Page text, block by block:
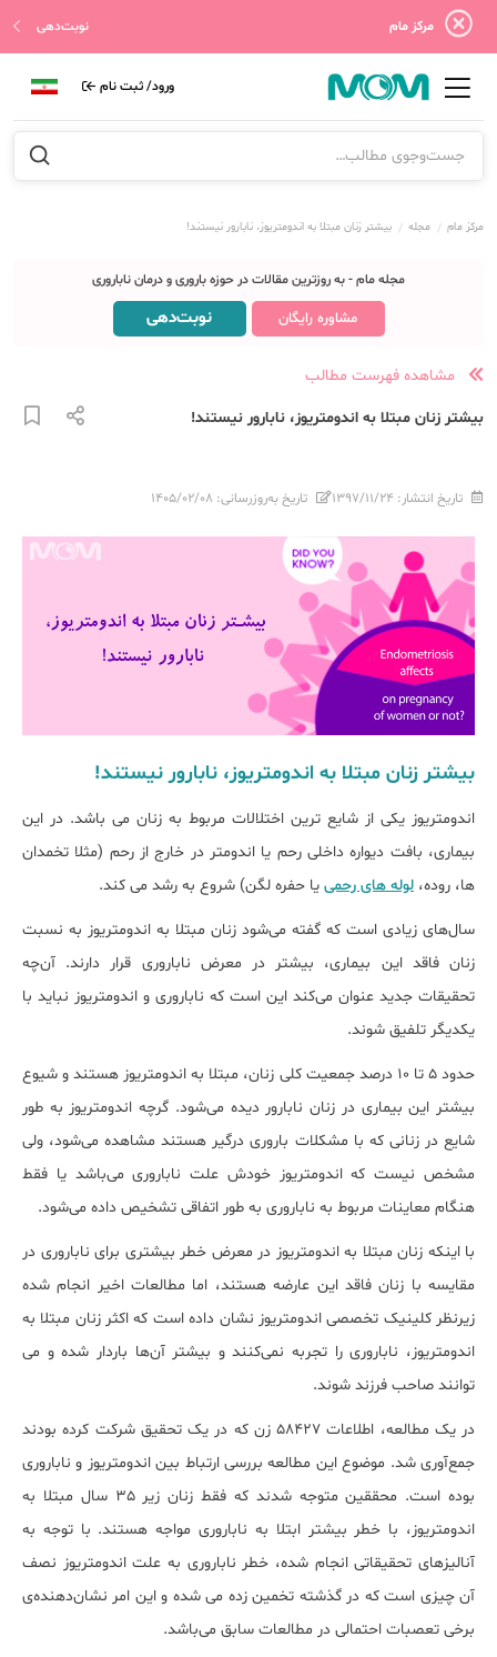
مرکز مام نوبت‌دهی
ورود/ ثبت نام
مرکز مام مجله بیشتر زنان مبتلا به اندومتریوز، نابارور نیستند!
مجله مام - به روزترین مقالات در حوزه باروری و درمان ناباروری
مشاوره رایگان نوبت‌دهی
مشاهده فهرست مطالب
بیشتر زنان مبتلا به اندومتریوز، نابارور نیستند!
تاریخ انتشار: ۱۳۹۷/۱۱/۲۴ تاریخ به‌روزرسانی: ۱۴۰۵/۰۲/۰۸
بیشتر زنان مبتلا به اندومتریوز، نابارور نیستند!
اندومتریوز یکی از شایع ترین اختلالات مربوط به زنان می باشد. در این
بیماری، بافت دیواره داخلی رحم یا اندومتر در خارج از رحم (مثلا تخمدان
ها، روده، لوله های رحمی یا حفره لگن) شروع به رشد می کند.
سال‌های زیادی است که گفته می‌شود زنان مبتلا به اندومتریوز به نسبت
زنان فاقد این بیماری، بیشتر در معرض ناباروری قرار دارند. آن‌چه
تحقیقات جدید عنوان می‌کند این است که ناباروری و اندومتریوز نباید با
یکدیگر تلفیق شوند.
حدود 5 تا 10 درصد جمعیت کلی زنان، مبتلا به اندومتریوز هستند و شیوع
بیشتر این بیماری در زنان نابارور دیده می‌شود. گرچه اندومتریوز به طور
شایع در زنانی که با مشکلات باروری درگیر هستند مشاهده می‌شود، ولی
مشخص نیست که اندومتریوز خودش علت ناباروری می‌باشد یا فقط
هنگام معاینات مربوط به ناباروری به طور اتفاقی تشخیص داده می‌شود.
با اینکه زنان مبتلا به اندومتریوز در معرض خطر بیشتری برای ناباروری در
مقایسه با زنان فاقد این عارضه هستند، اما مطالعات اخیر انجام شده
زیرنظر کلینیک تخصصی اندومتریوز نشان داده است که اکثر زنان مبتلا به
اندومتریوز، ناباروری را تجربه نمی‌کنند و بیشتر آن‌ها باردار شده و می
توانند صاحب فرزند شوند.
در یک مطالعه، اطلاعات 58427 زن که در یک تحقیق شرکت کرده بودند
جمع‌آوری شد. موضوع این مطالعه بررسی ارتباط بین اندومتریوز و ناباروری
بوده است. محققین متوجه شدند که فقط زنان زیر 35 سال مبتلا به
اندومتریوز، با خطر بیشتر ابتلا به ناباروری مواجه هستند. با توجه به
آنالیزهای تحقیقاتی انجام شده، خطر ناباروری به علت اندومتریوز نصف
آن‌ چیزی است که در گذشته تخمین زده می شده و این امر نشان‌دهنده‌ی
برخی تعصبات احتمالی در مطالعات سابق می‌باشد.